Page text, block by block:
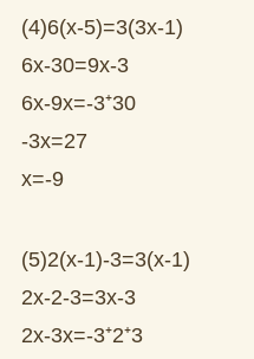
(4)6(x-5)=3(3x-1)
6x-30=9x-3
6x-9x=-3⁺30
-3x=27
x=-9
(5)2(x-1)-3=3(x-1)
2x-2-3=3x-3
2x-3x=-3⁺2⁺3